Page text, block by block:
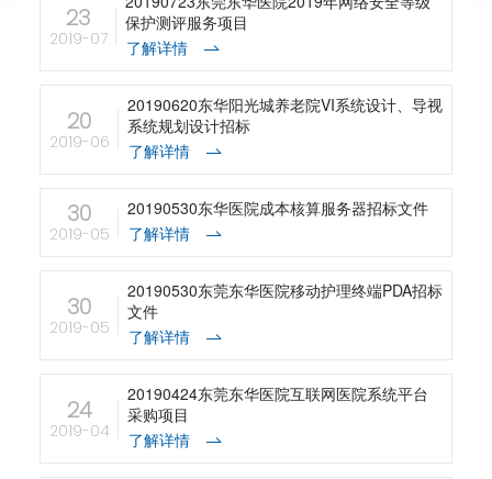
23
2019-07
保护测评服务项目
了解详情
20
2019-06
20190620东华阳光城养老院VI系统设计、导视
系统规划设计招标
了解详情
30
2019-05
20190530东华医院成本核算服务器招标文件
了解详情
30
2019-05
20190530东莞东华医院移动护理终端PDA招标
文件
了解详情
24
2019-04
20190424东莞东华医院互联网医院系统平台
采购项目
了解详情